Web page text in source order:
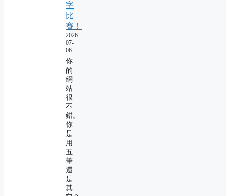
字
比
賽！
2026-
07-
06
你
的
網
站
很
不
錯。
你
是
用
五
筆
還
是
其